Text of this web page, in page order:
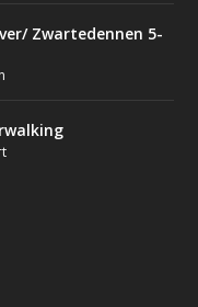
Zwartedennen 5-